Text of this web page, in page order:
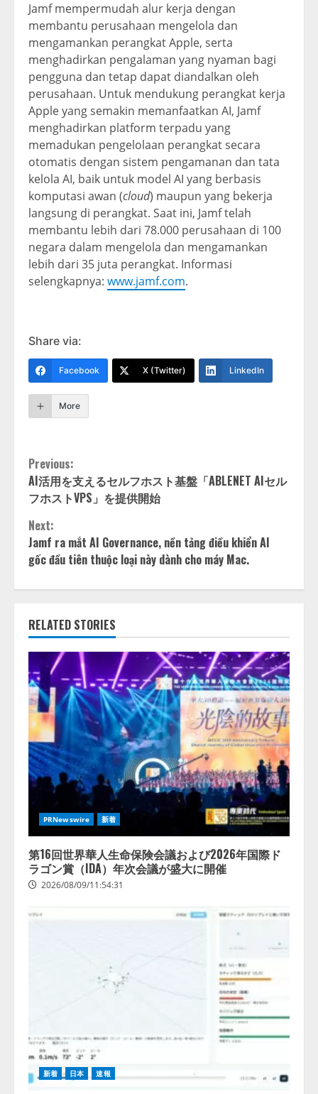
Jamf mempermudah alur kerja dengan
membantu perusahaan mengelola dan
mengamankan perangkat Apple, serta
menghadirkan pengalaman yang nyaman bagi
pengguna dan tetap dapat diandalkan oleh
perusahaan. Untuk mendukung perangkat kerja
Apple yang semakin memanfaatkan AI, Jamf
menghadirkan platform terpadu yang
memadukan pengelolaan perangkat secara
otomatis dengan sistem pengamanan dan tata
kelola AI, baik untuk model AI yang berbasis
komputasi awan (cloud) maupun yang bekerja
langsung di perangkat. Saat ini, Jamf telah
membantu lebih dari 78.000 perusahaan di 100
negara dalam mengelola dan mengamankan
lebih dari 35 juta perangkat. Informasi
selengkapnya: www.jamf.com.
Share via:
Facebook X (Twitter) LinkedIn
More
Continue
Reading
Previous:
AI活用を支えるセルフホスト基盤「ABLENET AIセル
フホストVPS」を提供開始
Next:
Jamf ra mắt AI Governance, nền tảng điều khiển AI
gốc đầu tiên thuộc loại này dành cho máy Mac.
RELATED STORIES
PRNewswire 新着
第16回世界華人生命保険会議および2026年国際ド
ラゴン賞（IDA）年次会議が盛大に開催
2026/08/09/11:54:31
新着 日本 速報